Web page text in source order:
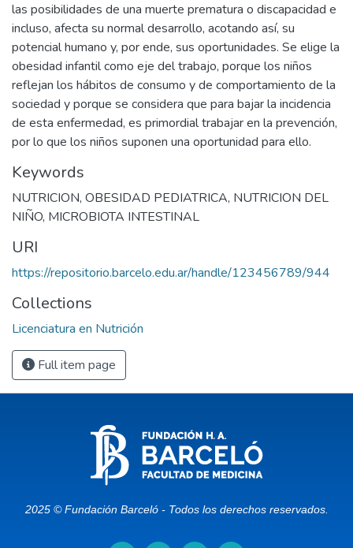
las posibilidades de una muerte prematura o discapacidad e
incluso, afecta su normal desarrollo, acotando así, su
potencial humano y, por ende, sus oportunidades. Se elige la
obesidad infantil como eje del trabajo, porque los niños
reflejan los hábitos de consumo y de comportamiento de la
sociedad y porque se considera que para bajar la incidencia
de esta enfermedad, es primordial trabajar en la prevención,
por lo que los niños suponen una oportunidad para ello.
Keywords
NUTRICION, OBESIDAD PEDIATRICA, NUTRICION DEL
NIÑO, MICROBIOTA INTESTINAL
URI
https://repositorio.barcelo.edu.ar/handle/123456789/944
Collections
Licenciatura en Nutrición
Full item page
2025 © Fundación Barceló - Todos los derechos reservados.